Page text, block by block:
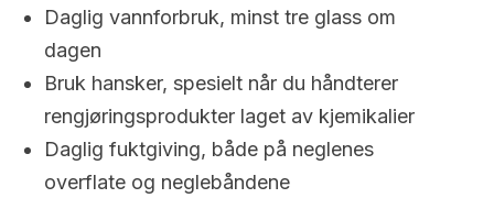
Daglig vannforbruk, minst tre glass om
dagen
Bruk hansker, spesielt når du håndterer
rengjøringsprodukter laget av kjemikalier
Daglig fuktgiving, både på neglenes
overflate og neglebåndene